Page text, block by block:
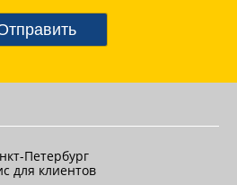
Петербург
для клиентов